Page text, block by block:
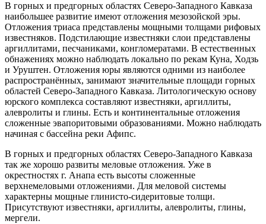
В горных и предгорных областях Северо-Западного Кавказа
наибольшее развитие имеют отложения мезозойской эры.
Отложения триаса представлены мощными толщами рифовых
известняков. Подстилающие известняки слои представлены
аргиллитами, песчаниками, конгломератами. В естественных
обнажениях можно наблюдать локально по рекам Куна, Ходзь
и Уруштен. Отложения юры являются одними из наиболее
распространённых, занимают значительные площади горных
областей Северо-Западного Кавказа. Литологическую основу
юрского комплекса составляют известняки, аргиллиты,
алевролиты и глины. Есть и континентальные отложения
сложенные эвапоритовыми образованиями. Можно наблюдать
начиная с бассейна реки Афипс.
В горных и предгорных областях Северо-Западного Кавказа
так же хорошо развиты меловые отложения. Уже в
окрестностях г. Анапа есть высоты сложенные
верхнемеловыми отложениями. Для меловой системы
характерны мощные глинисто-сидеритовые толщи.
Присутствуют известняки, аргиллиты, алевролиты, глины,
мергели.